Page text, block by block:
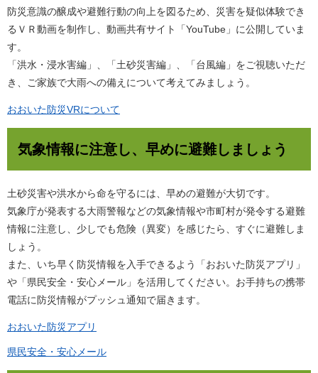
防災意識の醸成や避難行動の向上を図るため、災害を疑似体験でき
るＶＲ動画を制作し、動画共有サイト「YouTube」に公開していま
す。
「洪水・浸水害編」、「土砂災害編」、「台風編」をご視聴いただ
き、ご家族で大雨への備えについて考えてみましょう。
おおいた防災VRについて
気象情報に注意し、早めに避難しましょう
土砂災害や洪水から命を守るには、早めの避難が大切です。
気象庁が発表する大雨警報などの気象情報や市町村が発令する避難
情報に注意し、少しでも危険（異変）を感じたら、すぐに避難しま
しょう。
また、いち早く防災情報を入手できるよう「おおいた防災アプリ」
や「県民安全・安心メール」を活用してください。お手持ちの携帯
電話に防災情報がプッシュ通知で届きます。
おおいた防災アプリ
県民安全・安心メール